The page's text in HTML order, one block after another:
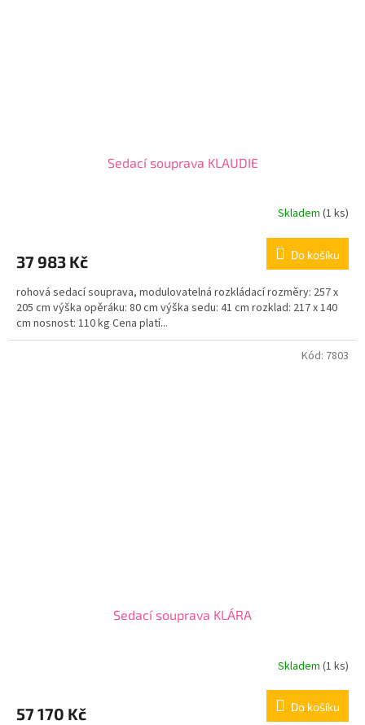
Sedací souprava KLAUDIE
Skladem (1 ks)
37 983 Kč Do košíku
rohová sedací souprava, modulovatelná rozkládací rozměry: 257 x
205 cm výška opěráku: 80 cm výška sedu: 41 cm rozklad: 217 x 140
cm nosnost: 110 kg Cena platí...
Sedací souprava KLÁRA
Skladem (1 ks)
57 170 Kč Do košíku
Kód: 7803